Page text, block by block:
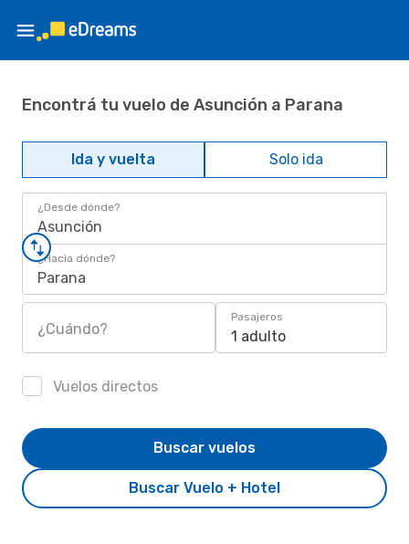
Encontrá tu vuelo de Asunción a Parana
Ida y vuelta Solo ida
¿Desde dónde?
Asunción
¿Hacia dónde?
Parana
¿Cuándo?
Pasajeros
1 adulto
Vuelos directos
Buscar Vuelo + Hotel
Buscar vuelos